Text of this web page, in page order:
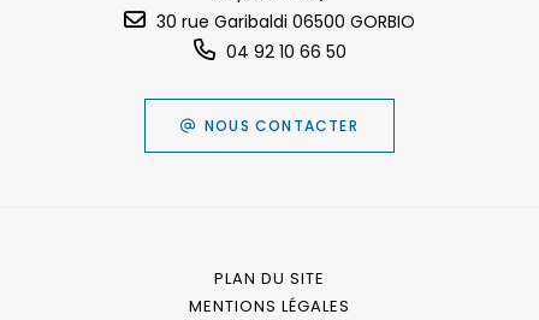
30 rue Garibaldi 06500 GORBIO
04 92 10 66 50
NOUS CONTACTER
PLAN DU SITE
MENTIONS LÉGALES